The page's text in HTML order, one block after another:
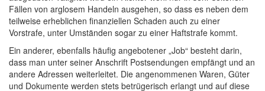
Fällen von arglosem Handeln ausgehen, so dass es neben dem
teilweise erheblichen finanziellen Schaden auch zu einer
Vorstrafe, unter Umständen sogar zu einer Haftstrafe kommt.
Ein anderer, ebenfalls häufig angebotener „Job“ besteht darin,
dass man unter seiner Anschrift Postsendungen empfängt und an
andere Adressen weiterleitet. Die angenommenen Waren, Güter
und Dokumente werden stets betrügerisch erlangt und auf diese